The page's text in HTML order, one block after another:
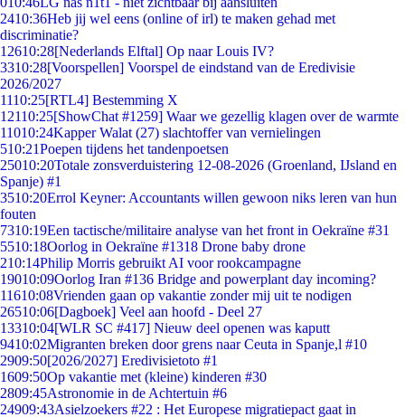
2410:36Heb jij wel eens (online of irl) te maken gehad met
discriminatie?
12610:28[Nederlands Elftal] Op naar Louis IV?
3310:28[Voorspellen] Voorspel de eindstand van de Eredivisie
2026/2027
1110:25[RTL4] Bestemming X
12110:25[ShowChat #1259] Waar we gezellig klagen over de warmte
11010:24Kapper Walat (27) slachtoffer van vernielingen
510:21Poepen tijdens het tandenpoetsen
25010:20Totale zonsverduistering 12-08-2026 (Groenland, IJsland en
Spanje) #1
3510:20Errol Keyner: Accountants willen gewoon niks leren van hun
fouten
7310:19Een tactische/militaire analyse van het front in Oekraïne #31
5510:18Oorlog in Oekraïne #1318 Drone baby drone
210:14Philip Morris gebruikt AI voor rookcampagne
19010:09Oorlog Iran #136 Bridge and powerplant day incoming?
11610:08Vrienden gaan op vakantie zonder mij uit te nodigen
26510:06[Dagboek] Veel aan hoofd - Deel 27
13310:04[WLR SC #417] Nieuw deel openen was kaputt
9410:02Migranten breken door grens naar Ceuta in Spanje,l #10
2909:50[2026/2027] Eredivisietoto #1
1609:50Op vakantie met (kleine) kinderen #30
2809:45Astronomie in de Achtertuin #6
24909:43Asielzoekers #22 : Het Europese migratiepact gaat in